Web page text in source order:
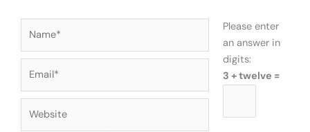
Please enter
an answer in
digits:
3 + twelve =